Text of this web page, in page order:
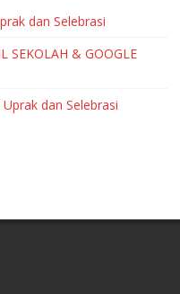
dan Selebrasi
SEKOLAH & GOOGLE
dan Selebrasi